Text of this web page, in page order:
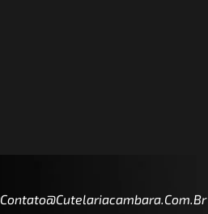
Contato@cutelariacambara.com.br